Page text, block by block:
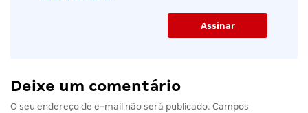
Deixe um comentário
O seu endereço de e-mail não será publicado. Campos